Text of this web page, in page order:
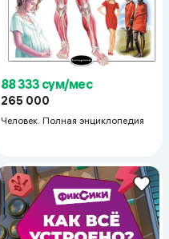
88 333 сум/мес
265 000
Человек. Полная энциклопедия